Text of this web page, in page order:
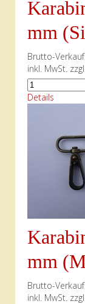
mm
Brutto-
inkl. MwSt.
Details
mm
Brutto-
inkl. MwSt.